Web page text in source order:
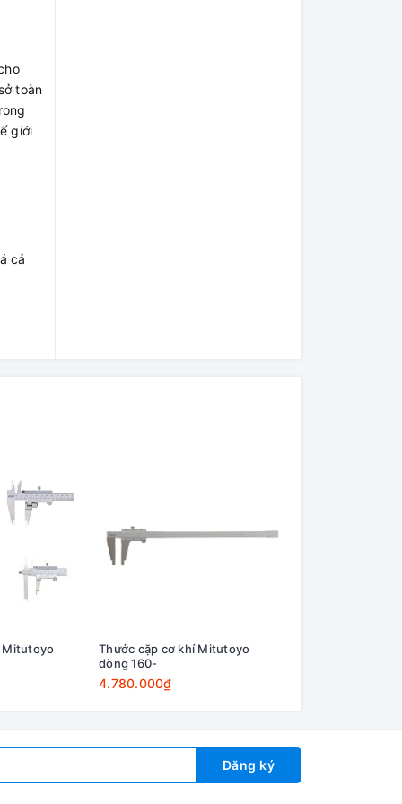
toàn
giới
cả
Mitutoyo
Thước cặp cơ khí Mitutoyo
dòng 160-
4.780.000₫
Đăng ký